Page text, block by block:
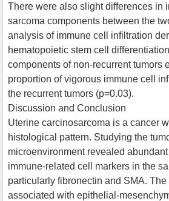
There were also slight differences in
sarcoma components between the
analysis of immune cell infiltration
hematopoietic stem cell
components of non-recurrent tumors
proportion of vigorous immune cell
the recurrent tumors (p=0.03).
Discussion and Conclusion
Uterine carcinosarcoma is a cancer
histological pattern. Studying the
microenvironment revealed
immune-related cell markers in the
particularly fibronectin and SMA. The
associated with epithelial-